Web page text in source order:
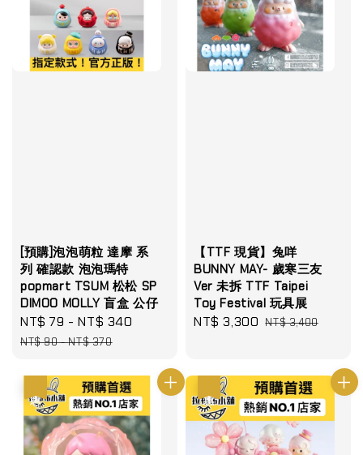
[預購]泡泡萌粒 達摩 系
列 確認款 泡泡瑪特
popmart TSUM 松松 SP
DIMOO MOLLY 盲盒 公仔
Sale
price
NT$ 79 -NT$ 340
NT$ 90-NT$ 370
【TTF 現貨】兔咩
BUNNY MAY- 歲寒三友
Ver 未拆 TTF Taipei
Toy Festival 玩具展
Sale
NT$ 3,300 Regular
NT$ 3,400